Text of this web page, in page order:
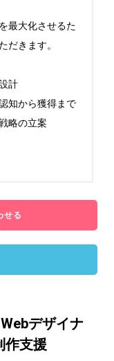
最大化させるた
だきます。
計
知から獲得まで
略の立案
せる
デザイナ
作支援